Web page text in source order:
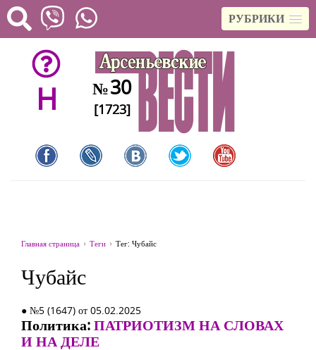
РУБРИКИ
H №30
[1723]
Главная страница Теги Тег: Чубайс
Чубайс
● №5 (1647) от 05.02.2025
Политика:ПАТРИОТИЗМ НА СЛОВАХ
И НА ДЕЛЕ